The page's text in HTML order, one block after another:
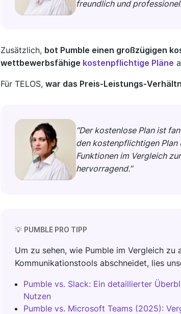
freundlich und
Zusätzlich, bot Pumble einen großzügigen
wettbewerbsfähige kostenpflichtige Pläne
Für TELOS, war das Preis-Leistungs-
“Der kostenlose Plan ist
den kostenpflichtigen Plan
Funktionen im Vergleich
hervorragend.”
💡 PUMBLE PRO TIPP
Um zu sehen, wie Pumble im Vergleich zu
Kommunikationstools abschneidet, lies
Pumble vs. Slack: Ein detaillierter
Nutzen
Pumble vs. Microsoft Teams (2025):